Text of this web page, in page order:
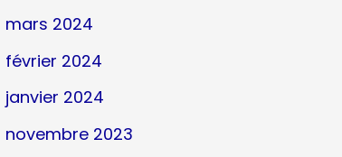
mars 2024
février 2024
janvier 2024
novembre 2023